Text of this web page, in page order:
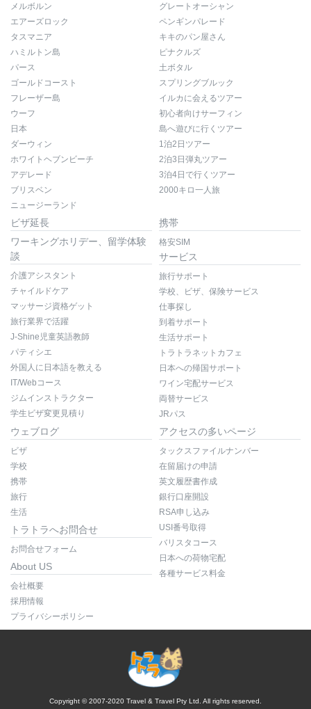
メルボルン
エアーズロック
タスマニア
ハミルトン島
パース
ゴールドコースト
フレーザー島
ウーフ
日本
ダーウィン
ホワイトヘブンビーチ
アデレード
ブリスベン
ニュージーランド
グレートオーシャン
ペンギンパレード
キキのパン屋さん
ピナクルズ
土ボタル
スプリングブルック
イルカに会えるツアー
初心者向けサーフィン
島へ遊びに行くツアー
1泊2日ツアー
2泊3日弾丸ツアー
3泊4日で行くツアー
2000キロ一人旅
ビザ延長
ワーキングホリデー、留学体験
談
介護アシスタント
チャイルドケア
マッサージ資格ゲット
旅行業界で活躍
J-Shine児童英語教師
パティシエ
外国人に日本語を教える
IT/Webコース
ジムインストラクター
学生ビザ変更見積り
携帯
格安SIM
サービス
旅行サポート
学校、ビザ、保険サービス
仕事探し
到着サポート
生活サポート
トラトラネットカフェ
日本への帰国サポート
ワイン宅配サービス
両替サービス
JRパス
ウェブログ
ビザ
学校
携帯
旅行
生活
トラトラへお問合せ
お問合せフォーム
About US
会社概要
採用情報
プライバシーポリシー
アクセスの多いページ
タックスファイルナンバー
在留届けの申請
英文履歴書作成
銀行口座開設
RSA申し込み
USI番号取得
バリスタコース
日本への荷物宅配
各種サービス料金
Copyright © 2007-2020 Travel & Travel Pty Ltd. All rights reserved.